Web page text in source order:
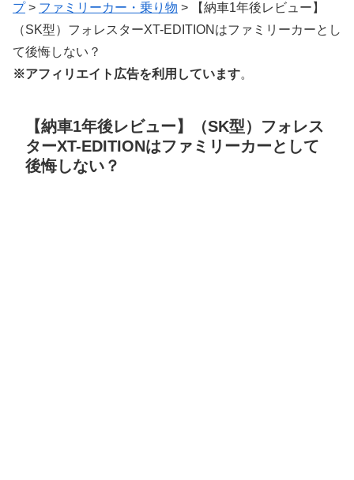
プ> ファミリーカー・乗り物 >
【納車1年後レビュー】
（SK型）フォレスターXT-EDITIONはファミリーカーとし
て後悔しない？
※アフィリエイト広告を利用しています。
【納車1年後レビュー】（SK型）フォレス
ターXT-EDITIONはファミリーカーとして
後悔しない？